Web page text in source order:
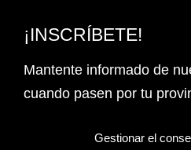
Gestionar el
¡INSCRÍBETE!
Mantente informado de
cuando pasen por tu
Email Address*